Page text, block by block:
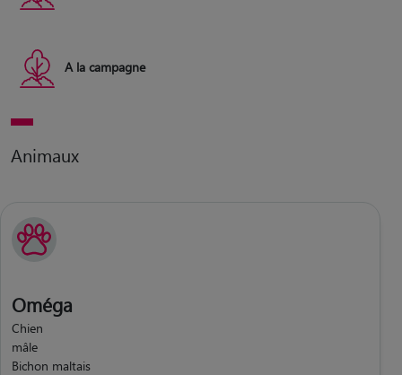
A la campagne
Animaux
Oméga
Chien
mâle
Bichon maltais